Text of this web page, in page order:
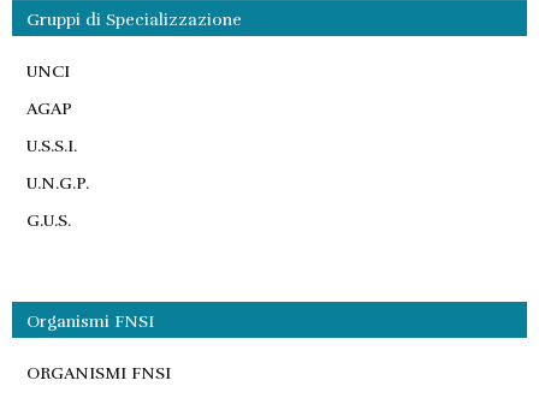
Gruppi di Specializzazione
UNCI
AGAP
U.S.S.I.
U.N.G.P.
G.U.S.
Organismi FNSI
ORGANISMI FNSI